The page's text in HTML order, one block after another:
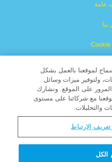
عامة
بنا
مسجلة لشركة البث المسيحية
محفوظة.
About
لموقعنا بالعمل بشكل
ولتوفير ميزات وسائل
المرور على الموقع. ونشارك
مع شركائنا على مستوى
والتحليلات.
الارتباط